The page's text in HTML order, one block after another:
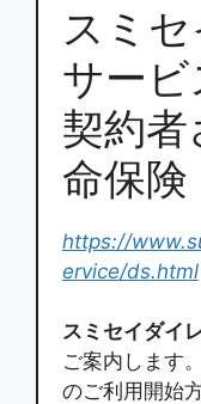
スミ
サー
契約者
命保険
https://
ervice/ds.html
スミセイダイ
ご案内します。
のご利用開始